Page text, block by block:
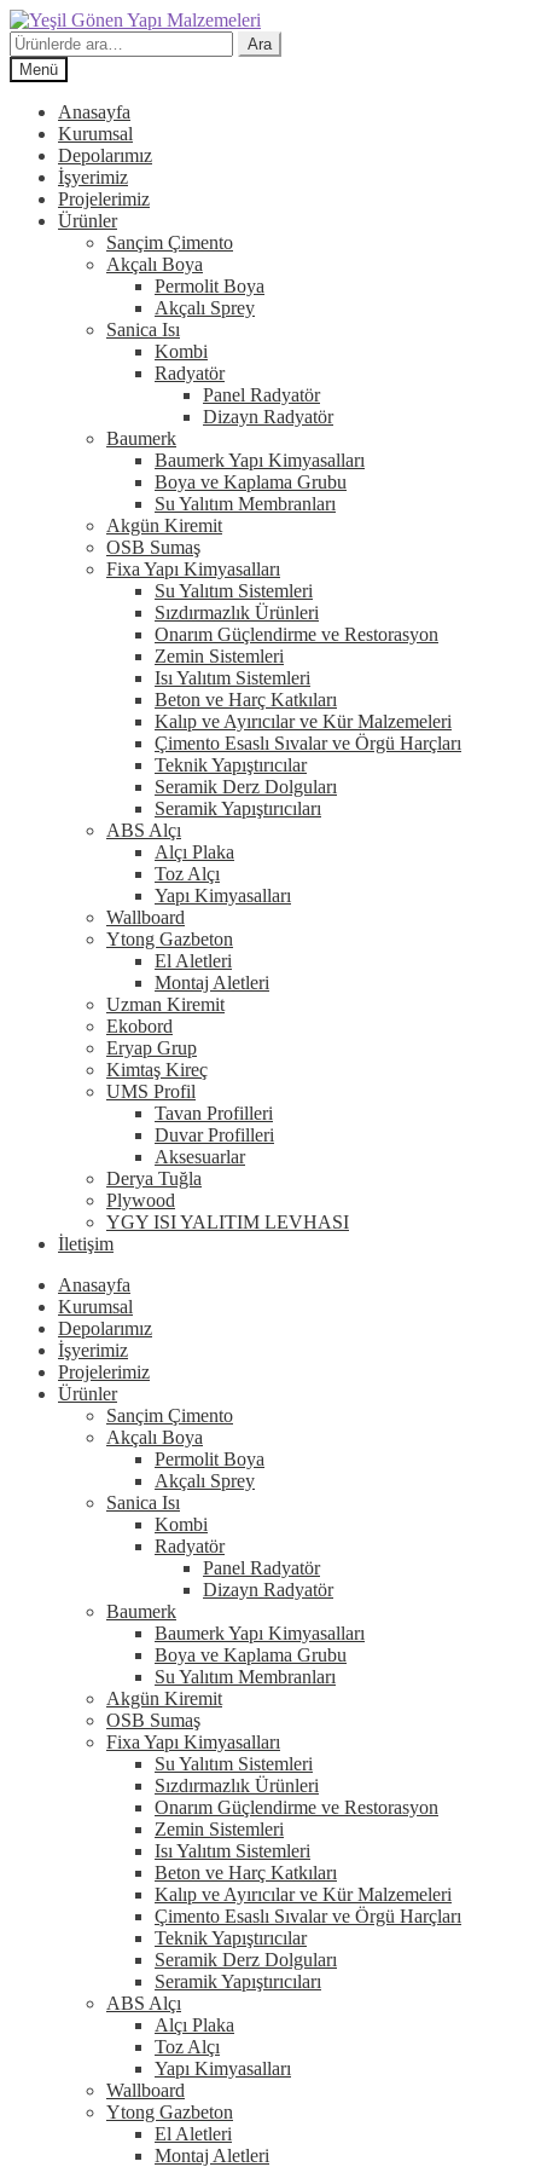
Dolaşıma
geç
İçeriğe
geç
Ara:
Ara
Menü
Anasayfa
Kurumsal
Depolarımız
İşyerimiz
Projelerimiz
Ürünler
Sançim Çimento
Akçalı Boya
Permolit Boya
Akçalı Sprey
Sanica Isı
Kombi
Radyatör
Panel Radyatör
Dizayn Radyatör
Baumerk
Baumerk Yapı Kimyasalları
Boya ve Kaplama Grubu
Su Yalıtım Membranları
Akgün Kiremit
OSB Sumaş
Fixa Yapı Kimyasalları
Su Yalıtım Sistemleri
Sızdırmazlık Ürünleri
Onarım Güçlendirme ve Restorasyon
Zemin Sistemleri
Isı Yalıtım Sistemleri
Beton ve Harç Katkıları
Kalıp ve Ayırıcılar ve Kür Malzemeleri
Çimento Esaslı Sıvalar ve Örgü Harçları
Teknik Yapıştırıcılar
Seramik Derz Dolguları
Seramik Yapıştırıcıları
ABS Alçı
Alçı Plaka
Toz Alçı
Yapı Kimyasalları
Wallboard
Ytong Gazbeton
El Aletleri
Montaj Aletleri
Uzman Kiremit
Ekobord
Eryap Grup
Kimtaş Kireç
UMS Profil
Tavan Profilleri
Duvar Profilleri
Aksesuarlar
Derya Tuğla
Plywood
YGY ISI YALITIM LEVHASI
İletişim
Anasayfa
Kurumsal
Depolarımız
İşyerimiz
Projelerimiz
Ürünler
Sançim Çimento
Akçalı Boya
Permolit Boya
Akçalı Sprey
Sanica Isı
Kombi
Radyatör
Panel Radyatör
Dizayn Radyatör
Baumerk
Baumerk Yapı Kimyasalları
Boya ve Kaplama Grubu
Su Yalıtım Membranları
Akgün Kiremit
OSB Sumaş
Fixa Yapı Kimyasalları
Su Yalıtım Sistemleri
Sızdırmazlık Ürünleri
Onarım Güçlendirme ve Restorasyon
Zemin Sistemleri
Isı Yalıtım Sistemleri
Beton ve Harç Katkıları
Kalıp ve Ayırıcılar ve Kür Malzemeleri
Çimento Esaslı Sıvalar ve Örgü Harçları
Teknik Yapıştırıcılar
Seramik Derz Dolguları
Seramik Yapıştırıcıları
ABS Alçı
Alçı Plaka
Toz Alçı
Yapı Kimyasalları
Wallboard
Ytong Gazbeton
El Aletleri
Montaj Aletleri